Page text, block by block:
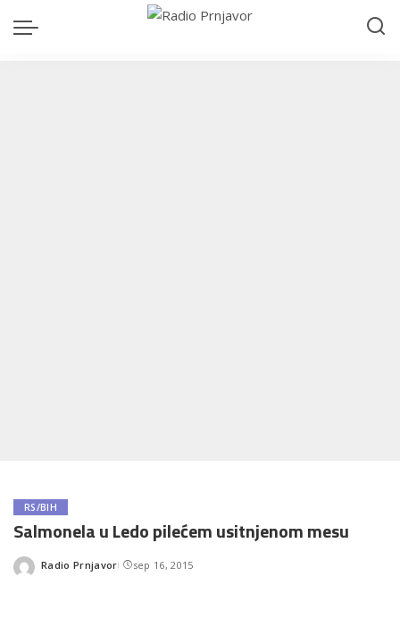
RS/BIH
Salmonela u Ledo pilećem usitnjenom mesu
Posted
Radio Prnjavor sep 16, 2015